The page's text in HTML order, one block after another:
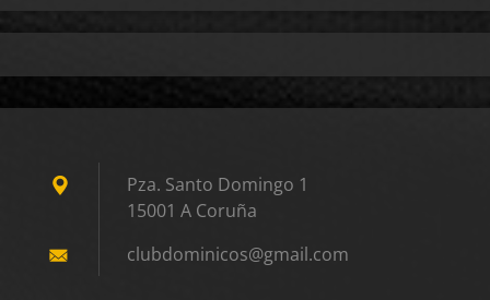
Pza. Santo Domingo 1
15001 A Coruña
clubdominicos@gmail.com